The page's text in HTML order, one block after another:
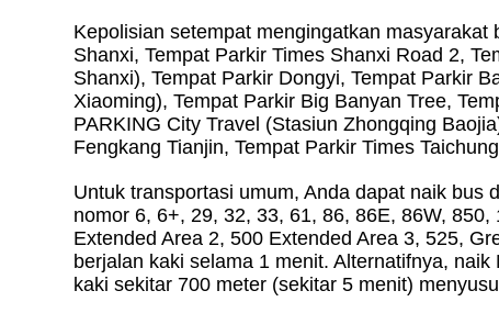
Kepolisian setempat mengingatkan
Shanxi, Tempat Parkir Times Shanxi Road 2,
Shanxi), Tempat Parkir Dongyi, Tempat Parkir
Xiaoming), Tempat Parkir Big Banyan Tree,
PARKING City Travel (Stasiun Zhongqing
Fengkang Tianjin, Tempat Parkir Times
Untuk transportasi umum, Anda dapat naik bus
nomor 6, 6+, 29, 32, 33, 61, 86, 86E, 86W,
Extended Area 2, 500 Extended Area 3, 525,
berjalan kaki selama 1 menit. Alternatifnya,
kaki sekitar 700 meter (sekitar 5 menit)